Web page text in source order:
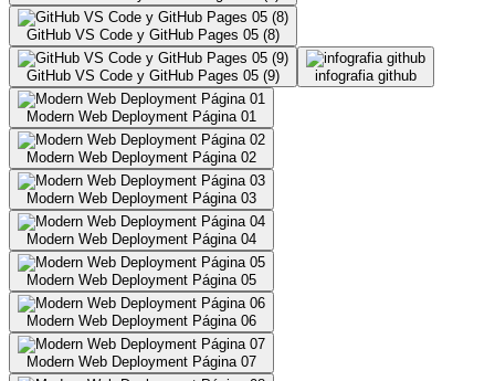
GitHub VS Code y GitHub Pages 05 (8)
GitHub VS Code y GitHub Pages 05 (9) infografia github
Modern Web Deployment Página 01
Modern Web Deployment Página 02
Modern Web Deployment Página 03
Modern Web Deployment Página 04
Modern Web Deployment Página 05
Modern Web Deployment Página 06
Modern Web Deployment Página 07